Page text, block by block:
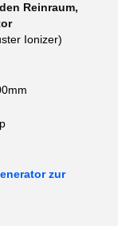
Reinraum,
Ionizer)
zur